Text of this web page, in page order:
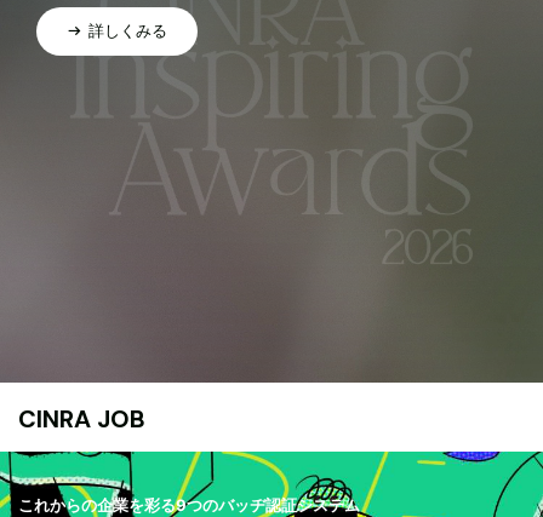
詳しくみる
CINRA JOB
これからの企業を彩る9つのバッヂ認証システム